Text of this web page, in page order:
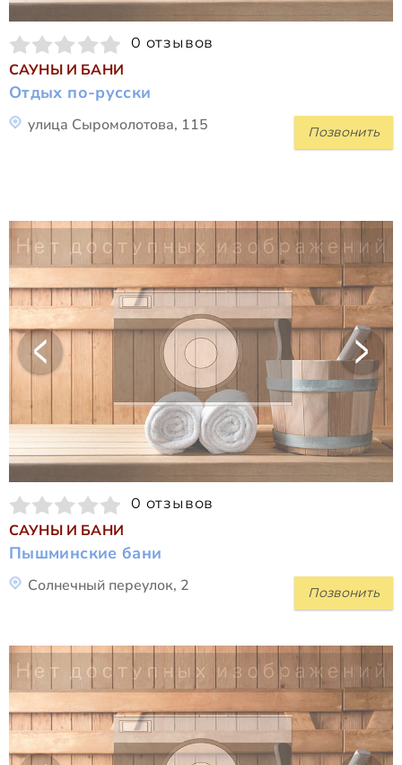
0 отзывов
САУНЫ И БАНИ
Отдых по-русски
Позвонить
улица Сыромолотова, 115
0 отзывов
САУНЫ И БАНИ
Пышминские бани
Позвонить
Солнечный переулок, 2